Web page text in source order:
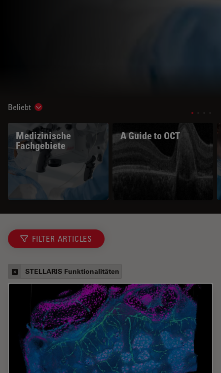
Beliebt Show subnavigation
Medizinische
Fachgebiete
A Guide to OCT
FILTER ARTICLES
STELLARIS Funktionalitäten